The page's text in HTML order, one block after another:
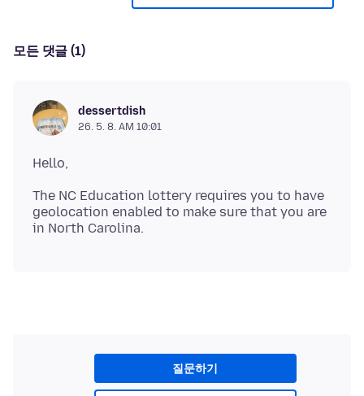
모든 댓글 (1)
dessertdish
26. 5. 8. AM 10:01
The NC Education lottery requires you to have
geolocation enabled to make sure that you are
질문하기